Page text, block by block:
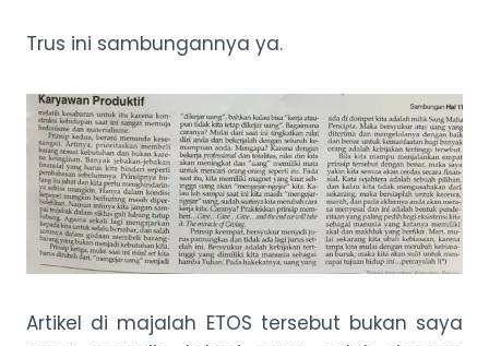
Trus ini sambungannya ya.
Artikel di majalah ETOS tersebut bukan saya